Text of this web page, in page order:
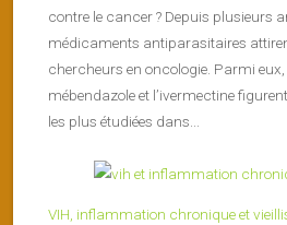
contre le cancer ? Depuis plusieurs
médicaments antiparasitaires
chercheurs en oncologie. Parmi eux,
mébendazole et l’ivermectine
les plus étudiées dans...
VIH, inflammation chronique et